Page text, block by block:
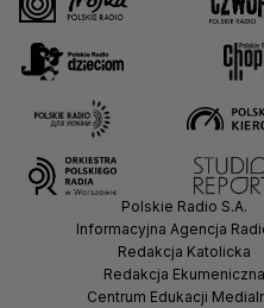
Polskie Radio S.A.
Informacyjna Agencja
Redakcja Katolicka
Redakcja Ekumeniczna
Centrum Edukacji